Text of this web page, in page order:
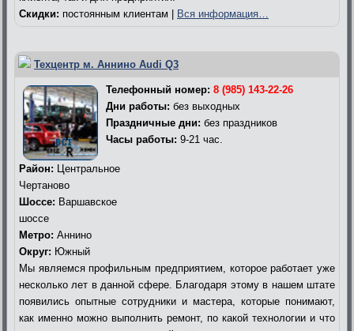
Скидки: постоянным клиентам | Вся информация…
Техцентр м. Аннино Audi Q3
Телефонный номер: 8 (985) 143-22-26
Дни работы: без выходных
Праздничные дни: без праздников
Часы работы: 9-21 час.
Район: Центральное
Чертаново
Шоссе: Варшавское
шоссе
Метро: Аннино
Округ: Южный
Мы являемся профильным предприятием, которое работает уже
несколько лет в данной сфере. Благодаря этому в нашем штате
появились опытные сотрудники и мастера, которые понимают,
как именно можно выполнить ремонт, по какой технологии и что